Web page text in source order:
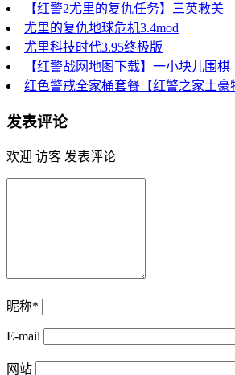
【红警2尤里的复仇任务】三英救美
尤里的复仇地球危机3.4mod
尤里科技时代3.95终极版
【红警战网地图下载】一小块儿围棋
红色警戒全家桶套餐【红警之家土豪
发表评论
欢迎 访客 发表评论
昵称*
E-mail
网站